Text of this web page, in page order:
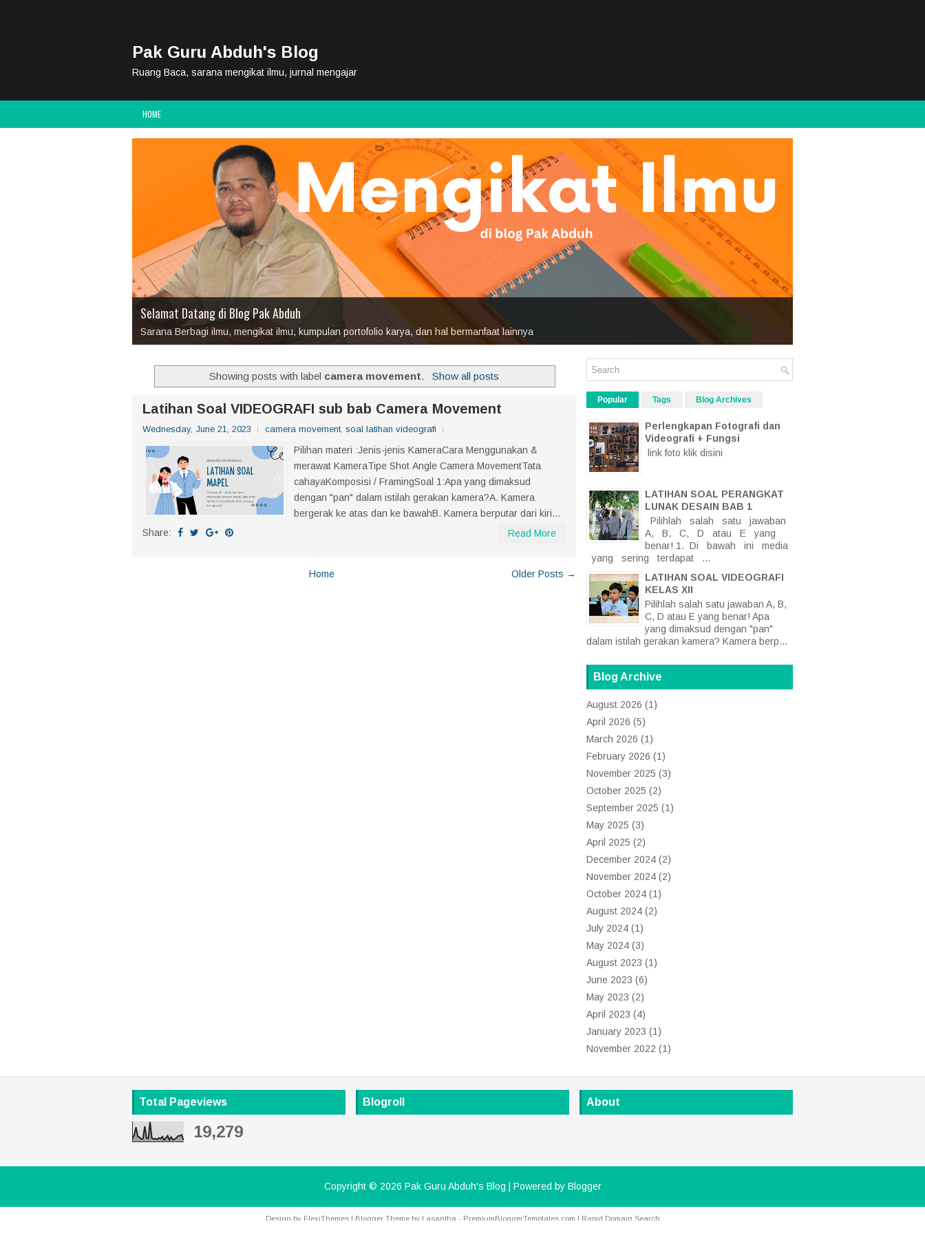
Pak Guru Abduh's Blog
Ruang Baca, sarana mengikat ilmu, jurnal mengajar
HOME
Selamat Datang di Blog Pak Abduh
Sarana Berbagi ilmu, mengikat ilmu, kumpulan portofolio karya, dan hal bermanfaat lainnya
Kamera, Fotografi, dan Videografi
belajar bersama, mengikat ilmunya, praktikkan caranya, pamerkan hasilnya, dan bahagia ^___^
Desain Grafis
Belajar Bisnis
Showing posts with label camera movement. Show all posts
Latihan Soal VIDEOGRAFI sub bab Camera Movement
Wednesday, June 21, 2023 camera movement, soal latihan videografi
Pilihan materi :Jenis-jenis KameraCara Menggunakan &
merawat KameraTipe Shot Angle Camera MovementTata
cahayaKomposisi / FramingSoal 1:Apa yang dimaksud
dengan "pan" dalam istilah gerakan kamera?A. Kamera
bergerak ke atas dan ke bawahB. Kamera berputar dari kiri...
Share:
Read More
Older Posts →
Home
Popular Tags Blog Archives
Perlengkapan Fotografi dan
Videografi + Fungsi
link foto klik disini
LATIHAN SOAL PERANGKAT
LUNAK DESAIN BAB 1
Pilihlah salah satu jawaban
A, B, C, D atau E yang
benar! 1. Di bawah ini media
yang sering terdapat ...
LATIHAN SOAL VIDEOGRAFI
KELAS XII
Pilihlah salah satu jawaban A, B,
C, D atau E yang benar! Apa
yang dimaksud dengan "pan"
dalam istilah gerakan kamera? Kamera berp...
Blog Archive
August 2026 (1)
April 2026 (5)
March 2026 (1)
February 2026 (1)
November 2025 (3)
October 2025 (2)
September 2025 (1)
May 2025 (3)
April 2025 (2)
December 2024 (2)
November 2024 (2)
October 2024 (1)
August 2024 (2)
July 2024 (1)
May 2024 (3)
August 2023 (1)
June 2023 (6)
May 2023 (2)
April 2023 (4)
January 2023 (1)
November 2022 (1)
Total Pageviews
19,279
Blogroll About
Copyright © 2026 Pak Guru Abduh's Blog | Powered by Blogger
Design by FlexiThemes| Blogger Theme by Lasantha - PremiumBloggerTemplates.com | Rapid Domain Search